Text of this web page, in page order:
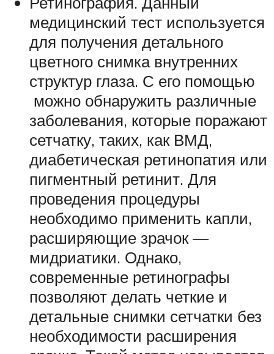
медицинский тест используется
для получения детального
цветного снимка внутренних
структур глаза. С его помощью
можно обнаружить различные
заболевания, которые поражают
сетчатку, таких, как ВМД,
диабетическая ретинопатия или
пигментный ретинит. Для
проведения процедуры
необходимо применить капли,
расширяющие зрачок —
мидриатики. Однако,
современные ретинографы
позволяют делать четкие и
детальные снимки сетчатки без
необходимости расширения